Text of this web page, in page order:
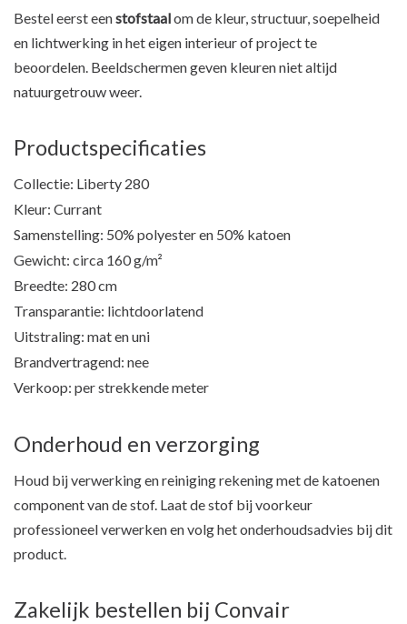
Bestel eerst eenstofstaalom de kleur, structuur, soepelheid
en lichtwerking in het eigen interieur of project te
beoordelen. Beeldschermen geven kleuren niet altijd
natuurgetrouw weer.
Productspecificaties
Collectie: Liberty 280
Kleur: Currant
Samenstelling: 50% polyester en 50% katoen
Gewicht: circa 160 g/m²
Breedte: 280 cm
Transparantie: lichtdoorlatend
Uitstraling: mat en uni
Brandvertragend: nee
Verkoop: per strekkende meter
Onderhoud en verzorging
Houd bij verwerking en reiniging rekening met de katoenen
component van de stof. Laat de stof bij voorkeur
professioneel verwerken en volg het onderhoudsadvies bij dit
product.
Zakelijk bestellen bij Convair